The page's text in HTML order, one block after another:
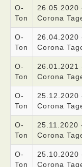
O-
Ton
26.05.2020
Corona
O-
Ton
26.04.2020
Corona
O-
Ton
26.01.2021
Corona
O-
Ton
25.12.2020
Corona
O-
Ton
25.11.2020
Corona
O-
Ton
25.10.2020
Corona